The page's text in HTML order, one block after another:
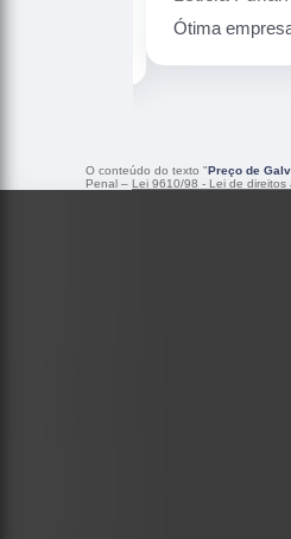
O conteúdo do texto "Preço de
Penal – Lei 9610/98 - Lei de direitos